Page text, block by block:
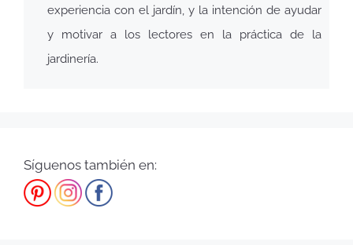
experiencia con el jardín, y la intención de ayudar
y motivar a los lectores en la práctica de la
jardinería.
Síguenos también en: